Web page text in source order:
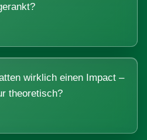
wirklich einen Impact –
theoretisch?